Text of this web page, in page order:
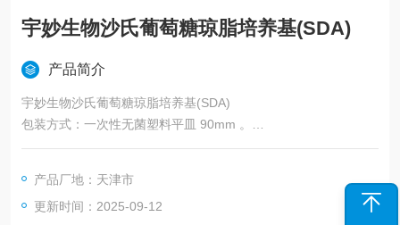
宇妙生物沙氏葡萄糖琼脂培养基(SDA)
产品简介
宇妙生物沙氏葡萄糖琼脂培养基(SDA)
包装方式：一次性无菌塑料平皿 90mm 。
保存温度：2-8℃ 避光保存。
产品厂地：天津市
更新时间：2025-09-12